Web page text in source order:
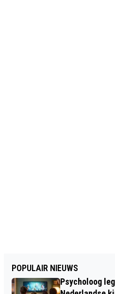
POPULAIR NIEUWS
Psycholoog